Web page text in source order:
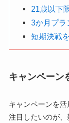
21歳以下
3か月プラ
短期決戦
キャンペーン
キャンペーンを
注目したいのが、